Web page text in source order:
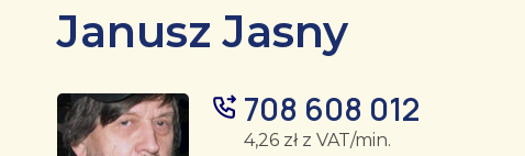
Janusz Jasny
708 608 012
4,26 zł z VAT/min.